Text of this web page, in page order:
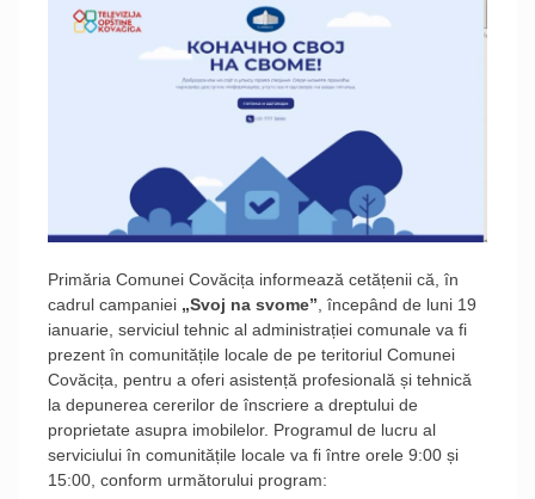
Primăria Comunei Covăcița informează cetățenii că, în
cadrul campaniei „Svoj na svome” , începând de luni 19
ianuarie, serviciul tehnic al administrației comunale va fi
prezent în comunitățile locale de pe teritoriul Comunei
Covăcița, pentru a oferi asistență profesională și tehnică
la depunerea cererilor de înscriere a dreptului de
proprietate asupra imobilelor. Programul de lucru al
serviciului în comunitățile locale va fi între orele 9:00 și
15:00, conform următorului program: